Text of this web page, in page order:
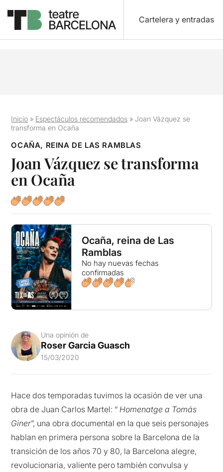
Cartelera y entradas
Inicio » Espectáculos recomendados » Joan Vázquez se
transforma en Ocaña
OCAÑA, REINA DE LAS RAMBLAS
Joan Vázquez se transforma
en Ocaña
Ocaña, reina de Las
Ramblas
No hay nuevas fechas
confirmadas
Una opinión de
Roser Garcia Guasch
15/03/2020
Hace dos temporadas tuvimos la ocasión de ver una
obra de Juan Carlos Martel: “ Homenatge a Tomás
Giner”, una obra documental en la que seis personajes
hablan en primera persona sobre la Barcelona de la
transición de los años 70 y 80, la Barcelona alegre,
revolucionaria, valiente pero también convulsa y